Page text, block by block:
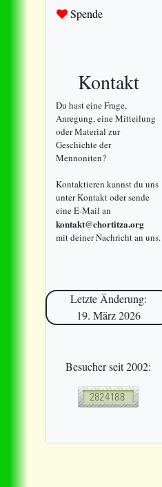
Spende
Kontakt
Du hast eine Frage,
Anregung, eine Mitteilung
oder Material zur
Geschichte der
Mennoniten?
Kontaktieren kannst du uns
unter Kontakt oder sende
eine E-Mail an
kontakt@chortitza.org
mit deiner Nachricht an uns.
Letzte Änderung:
19. März 2026
Besucher seit 2002: